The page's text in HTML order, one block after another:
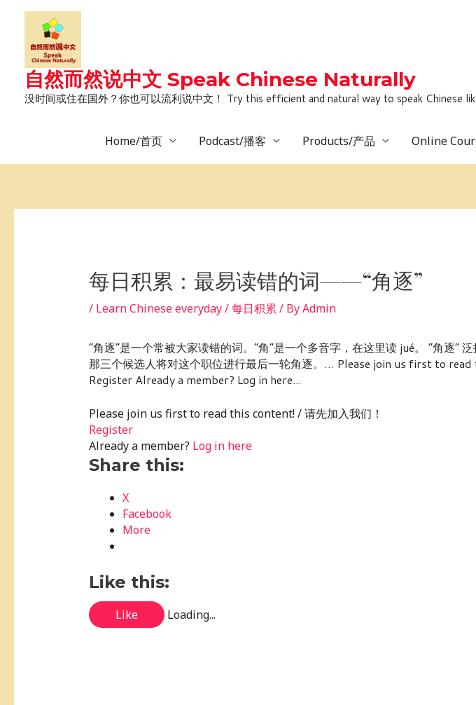
自然而然说中文 Speak Chinese Naturally
没时间或住在国外？你也可以流利说中文！ Try this efficient and natural way to speak Chinese
Home/首页 Podcast/播客 Products/产品 Online
每日积累：最易读错的词——“角逐”
/ Learn Chinese everyday / 每日积累 / ByAdmin
“角逐”是一个常被大家读错的词。“角”是一个多音字，在这里读 jué。 “角逐”
那三个候选人将对这个职位进行最后一轮角逐。… Please join us first to read
Register Already a member? Log in here...
Please join us first to read this content! / 请先加入我们！
Register
Already a member? Log in here
Share this:
X
Facebook
More
Like this:
Like Loading...